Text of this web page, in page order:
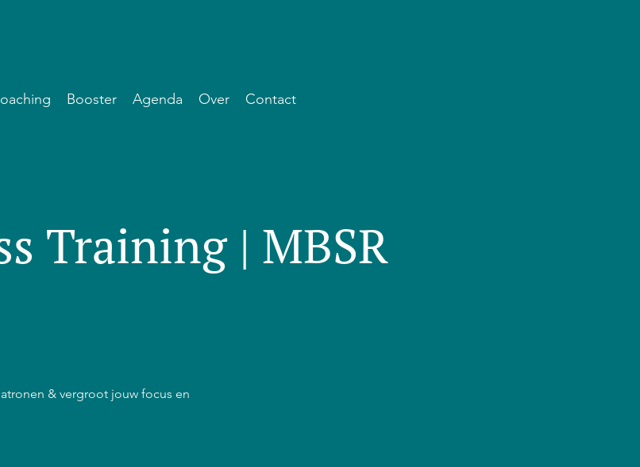
Booster Agenda Over Contact
Training | MBSR
& vergroot jouw focus en